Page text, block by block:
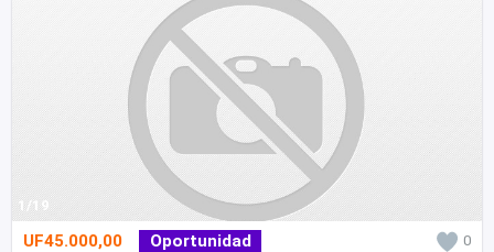
1/19
UF45.000,00 Oportunidad
0